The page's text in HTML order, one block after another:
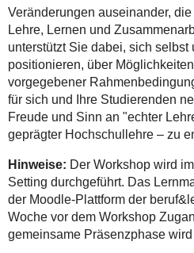
Veränderungen auseinander,
Lehre, Lernen und
unterstützt Sie dabei, sich selbst
positionieren, über
vorgegebener
für sich und Ihre Studierenden
Freude und Sinn an "echter
geprägter Hochschullehre – zu
Hinweise: Der Workshop wird
Setting durchgeführt. Das
der Moodle-Plattform der
Woche vor dem Workshop
gemeinsame Präsenzphase